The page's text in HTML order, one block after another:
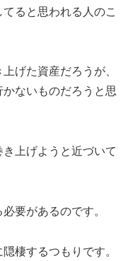
ると思われる人のこ
げた資産だろうが、
ないものだろうと思
上げようと近づいて
要があるのです。
棲するつもりです。